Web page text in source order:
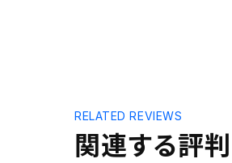
関連する評判
RELATED REVIEWS